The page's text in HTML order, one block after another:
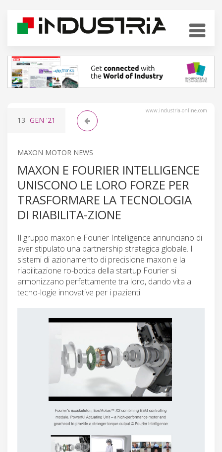
www.industria-online.com
13 GEN '21
MAXON MOTOR NEWS
MAXON E FOURIER INTELLIGENCE
UNISCONO LE LORO FORZE PER
TRASFORMARE LA TECNOLOGIA
DI RIABILITA-ZIONE
Il gruppo maxon e Fourier Intelligence annunciano di
aver stipulato una partnership strategica globale. I
sistemi di azionamento di precisione maxon e la
riabilitazione ro-botica della startup Fourier si
armonizzano perfettamente tra loro, dando vita a
tecno-logie innovative per i pazienti.